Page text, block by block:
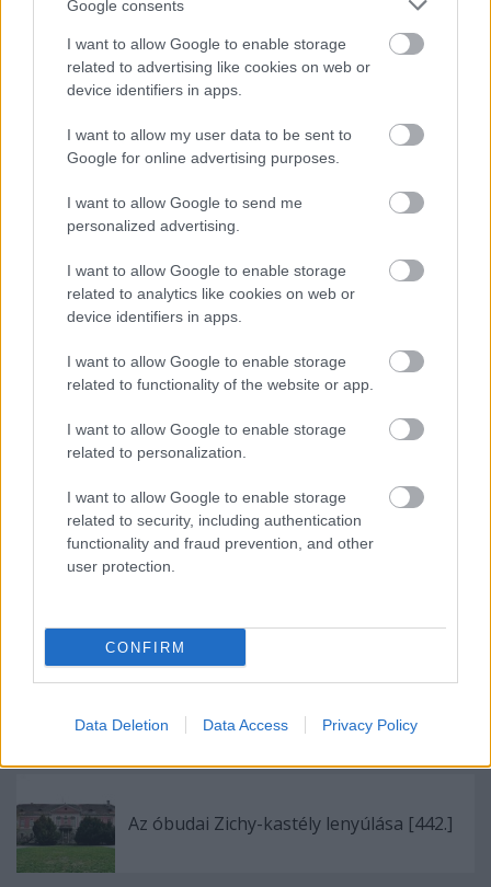
Google consents
I want to allow Google to enable storage
related to advertising like cookies on web or
device identifiers in apps.
I want to allow my user data to be sent to
Google for online advertising purposes.
I want to allow Google to send me
personalized advertising.
I want to allow Google to enable storage
related to analytics like cookies on web or
device identifiers in apps.
I want to allow Google to enable storage
related to functionality of the website or app.
I want to allow Google to enable storage
related to personalization.
I want to allow Google to enable storage
related to security, including authentication
functionality and fraud prevention, and other
user protection.
CONFIRM
Data Deletion Data Access Privacy Policy
(Ez meg csak a többieknek, hogy mire
számíthatunk, ha minden így marad…)
Pintér Sándor nem véletlenül áll Orbán háta mögött
több mint 20 éve. Orbán Viktor eddigi kormányainak
ráadásul bármilyen területen bevethető és lojalitása
megkérdőjelezhetetlen. A mindenügyi miniszter
legutóbb az egészségügyi rendszer átszervezésénél
bukkant fel mint megoldóember.(viahvg360)
Címkék:kórház járvány pintér sándor ner direct36.hu
Ajánlott bejegyzések:
Az óbudai Zichy-kastély lenyúlása [442.]